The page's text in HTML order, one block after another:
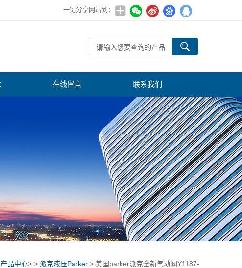
一键分享网站到：
在线留言 联系我们
产品中心> > 派克液压Parker > 美国parker派克全新气动阀Y1187-